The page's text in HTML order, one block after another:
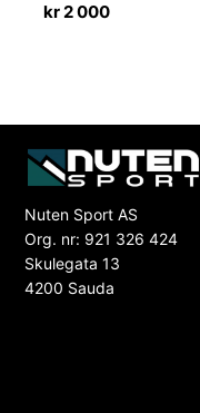
kr2 000
Nuten Sport AS
Org. nr: 921 326 424
Skulegata 13
4200 Sauda